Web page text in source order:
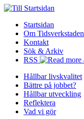
Startsidan
Om Tidsverkstaden
Kontakt
Sök & Arkiv
RSS
Hållbar livskvalitet
Bättre på jobbet?
Hållbar utveckling
Reflektera
Vad vi gör